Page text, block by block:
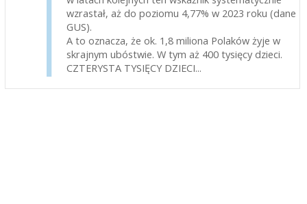
wzrastał, aż do poziomu 4,77% w 2023 roku (dane
GUS).
A to oznacza, że ok. 1,8 miliona Polaków żyje w
skrajnym ubóstwie. W tym aż 400 tysięcy dzieci.
CZTERYSTA TYSIĘCY DZIECI...